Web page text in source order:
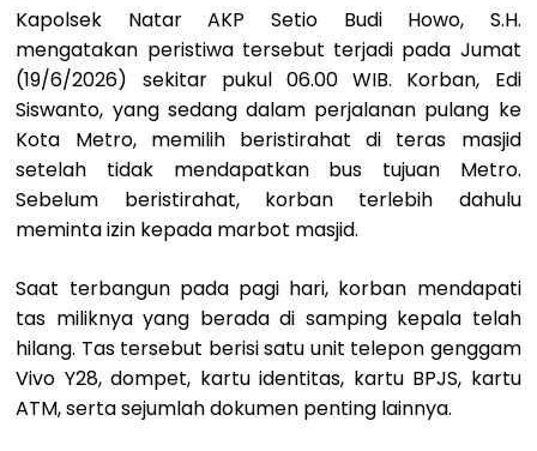
Kapolsek Natar AKP Setio Budi Howo, S.H.
mengatakan peristiwa tersebut terjadi pada Jumat
(19/6/2026) sekitar pukul 06.00 WIB. Korban, Edi
Siswanto, yang sedang dalam perjalanan pulang ke
Kota Metro, memilih beristirahat di teras masjid
setelah tidak mendapatkan bus tujuan Metro.
Sebelum beristirahat, korban terlebih dahulu
meminta izin kepada marbot masjid.
Saat terbangun pada pagi hari, korban mendapati
tas miliknya yang berada di samping kepala telah
hilang. Tas tersebut berisi satu unit telepon genggam
Vivo Y28, dompet, kartu identitas, kartu BPJS, kartu
ATM, serta sejumlah dokumen penting lainnya.